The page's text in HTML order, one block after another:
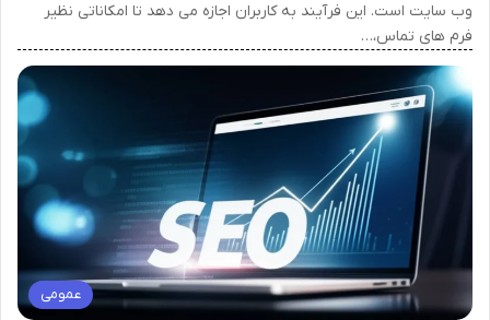
وب سایت است. این فرآیند به کاربران اجازه می دهد تا امکاناتی نظیر
فرم های تماس،…
عمومی